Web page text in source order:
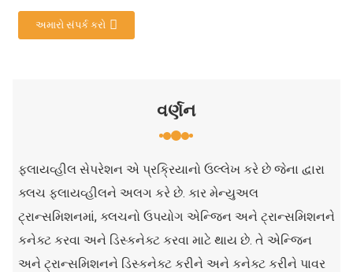
અમારો સંપર્ક કરો
વર્ણન
ફ્લાયવ્હીલ સેપરેશન એ પ્રક્રિયાનો ઉલ્લેખ કરે છે જેના દ્વારા
ક્લચ ફ્લાયવ્હીલને અલગ કરે છે. કાર મેન્યુઅલ
ટ્રાન્સમિશનમાં, ક્લચનો ઉપયોગ એન્જિન અને ટ્રાન્સમિશનને
કનેક્ટ કરવા અને ડિસ્કનેક્ટ કરવા માટે થાય છે. તે એન્જિન
અને ટ્રાન્સમિશનને ડિસ્કનેક્ટ કરીને અને કનેક્ટ કરીને પાવર